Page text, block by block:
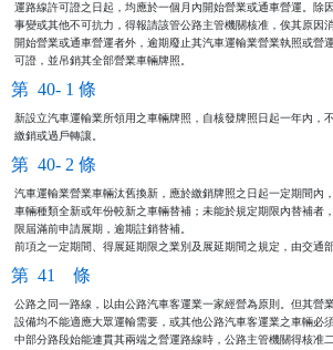
運路線許可證之日起，均應於一個月內開始營業或通車營運。除因
事變或其他不可抗力，得報請該管公路主管機關核准，俟其原因
開始營業或通車營運者外，逾期廢止其汽車運輸業營業執照或營
可證，並吊銷其全部營業車輛牌照。
第 40- 1 條
新設立汽車運輸業所領用之車輛牌照，自核發牌照日起一年內，
繳銷或過戶轉讓。
第 40- 2 條
汽車運輸業營業車輛汰舊換新，應於繳銷牌照之日起一定期間內
車輛種類全新或年份較新之車輛替補；未能於規定期限內替補者
限屆滿前申請展期，逾期註銷替補。
前項之一定期間、得展延期限之業別及展延期間之規定，由交通部
第 41 條
公路之同一路線，以由公路汽車客運業一家經營為原則。但其營業
設備均不能適應大眾運輸需要，或其他公路汽車客運業之車輛必
中部分路段始能連貫其兩端之營運路線時，公路主管機關得核准